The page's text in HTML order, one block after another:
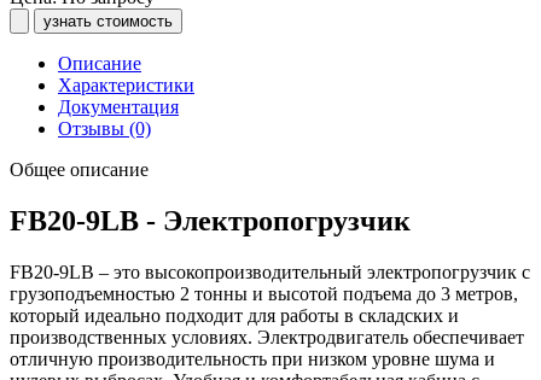
узнать стоимость
Описание
Характеристики
Документация
Отзывы (0)
Общее описание
FB20-9LB - Электропогрузчик
FB20-9LB – это высокопроизводительный электропогрузчик с
грузоподъемностью 2 тонны и высотой подъема до 3 метров,
который идеально подходит для работы в складских и
производственных условиях. Электродвигатель обеспечивает
отличную производительность при низком уровне шума и